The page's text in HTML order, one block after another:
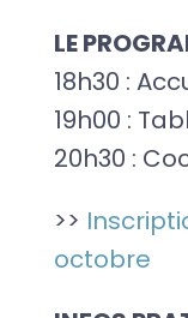
LE
18h30 :
19h00 :
20h30 :
>>
octobre